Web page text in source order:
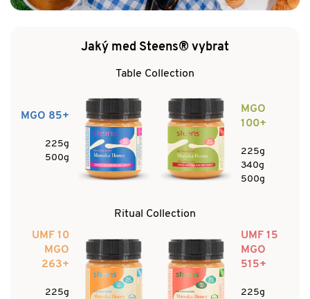
Jaký med Steens® vybrat
Table Collection
MGO 85+
225g
500g
MGO
100+
225g
340g
500g
Ritual Collection
UMF 10
MGO
263+
225g
UMF 15
MGO
515+
225g